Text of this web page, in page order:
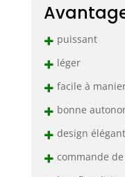
+ puissant
+ léger
+ facile à
+ bonne
+ design
+ commande